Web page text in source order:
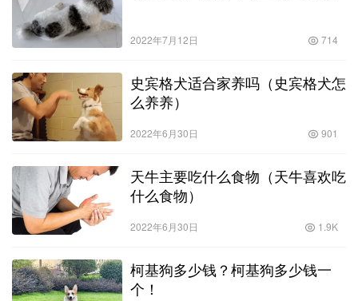
2022年7月12日 714
史宾格犬适合家养吗（史宾格犬怎
么养养）
2022年6月30日 901
天牛主要吃什么食物（天牛喜欢吃
什么食物）
2022年6月30日 1.9K
柯基狗多少钱？柯基狗多少钱一
个！